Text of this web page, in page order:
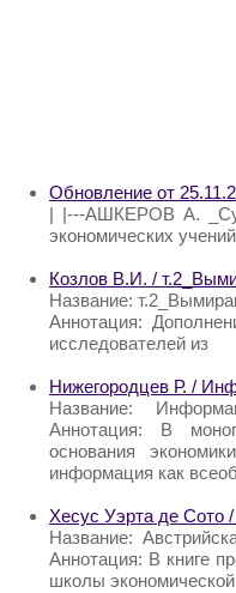
Обновление от
| |---АШКЕРОВ А.
экономических
Козлов В.И. /
Название:
Аннотация:
исследователей из
Нижегородцев Р. /
Название:
Аннотация: В
основания
информация как
Хесус Уэрта де Сото
Название:
Аннотация: В книге
школы экономической